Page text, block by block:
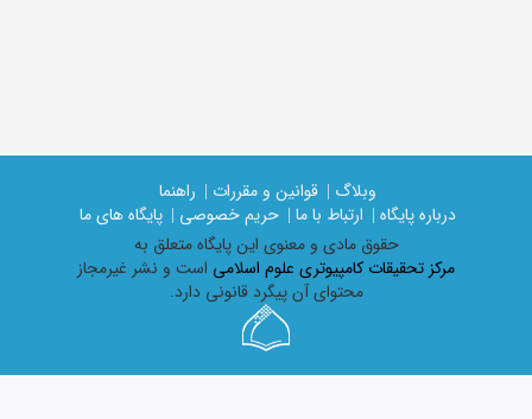
وبلاگ | قوانین و مقررات |
راهنما
درباره پایگاه |
ارتباط با ما | حریم خصوصی |
پایگاه های ما
حقوق مادی و معنوی اين پايگاه متعلق به
مرکز تحقیقات کامپیوتری علوم اسلامی است و نشر غیرمجاز
محتوای آن پیگرد قانونی دارد.